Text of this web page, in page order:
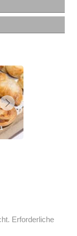
Erforderliche